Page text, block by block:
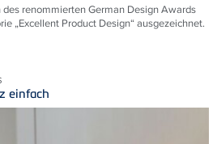
des renommierten German Design Awards
„Excellent Product Design“ ausgezeichnet.
einfach